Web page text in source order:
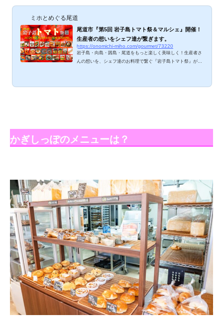
ミホとめぐる尾道
尾道市『第5回 岩子島トマト祭＆マルシェ』開催！
生産者の想いをシェフ達が繋ぎます。
https://onomichi-miho.com/gourmet/73220
岩子島・向島・因島・尾道をもっと楽しく美味しく！生産者さ
んの想いを、シェフ達のお料理で繋ぐ『岩子島トマト祭』が20
開催しています。2025年6月は『第5回 岩子島トマト祭』とと
かぎしっぽのメニューは？